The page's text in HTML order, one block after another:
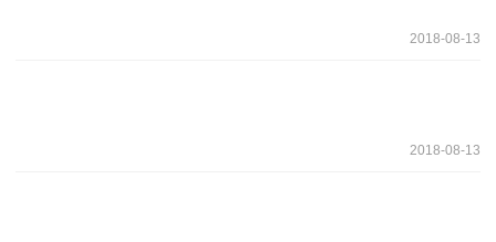
2018-08-13
2018-08-13